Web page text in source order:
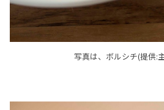
写真は、ボルシチ(提供: